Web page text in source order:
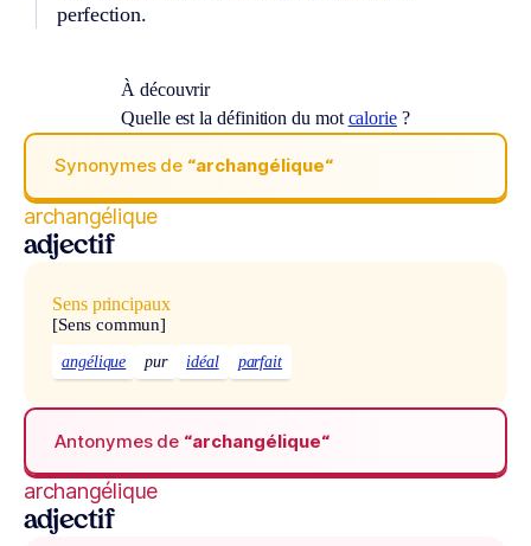
perfection.
À découvrir
Quelle est la définition du mot calorie ?
Synonymes de “archangélique“
archangélique
adjectif
Sens principaux
[Sens commun]
angélique pur idéal parfait
Antonymes de “archangélique“
archangélique
adjectif